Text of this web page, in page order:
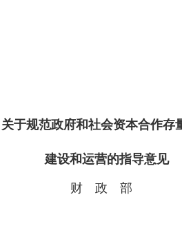
关于规范政府和社会资本合作存
建设和运营的指导意见
财 政 部